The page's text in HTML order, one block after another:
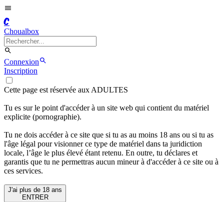
C
Choualbox
Connexion
Inscription
Cette page est réservée aux ADULTES
Tu es sur le point d'accéder à un site web qui contient du matériel
explicite (pornographie).
Tu ne dois accéder à ce site que si tu as au moins 18 ans ou si tu as
l'âge légal pour visionner ce type de matériel dans ta juridiction
locale, l’âge le plus élevé étant retenu. En outre, tu déclares et
garantis que tu ne permettras aucun mineur à d'accéder à ce site ou à
ces services.
J'ai plus de 18 ans
ENTRER